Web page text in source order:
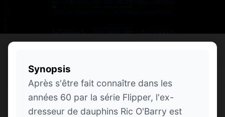
Synopsis
Après s'être fait connaître dans les
années 60 par la série Flipper, l'ex-
dresseur de dauphins Ric O'Barry est